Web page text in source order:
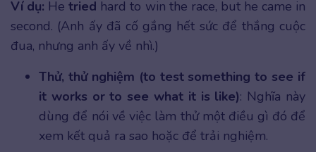
Ví dụ: Hetried hard to win the race, but he came in
second. (Anh ấy đã cố gắng hết sức để thắng cuộc
đua, nhưng anh ấy về nhì.)
Thử, thử nghiệm (to test something to see if
it works or to see what it is like): Nghĩa này
dùng để nói về việc làm thử một điều gì đó để
xem kết quả ra sao hoặc để trải nghiệm.